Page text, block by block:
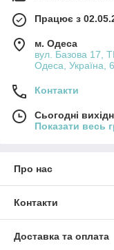
Працює з
м. Одеса
вул. Базова 17,
Одеса, Україна,
Контакти
Сьогодні
Показати весь
Про нас
Контакти
Доставка та оплата